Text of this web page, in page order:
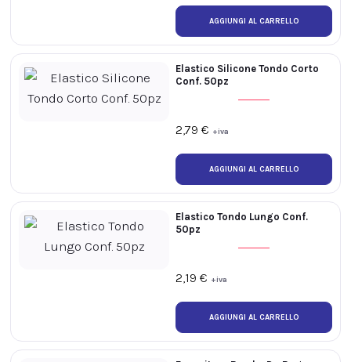
2,79 € +iva
Elastico Silicone Tondo Corto
Conf. 50pz
2,19 € +iva
Elastico Tondo Lungo Conf.
50pz